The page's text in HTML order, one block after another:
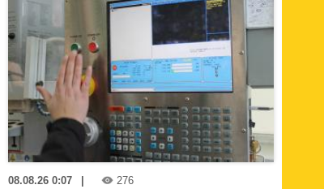
08.08.26 0:07 276